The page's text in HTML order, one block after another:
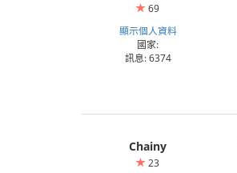
69
顯示個人資料
國家:
訊息: 6374
Chainy
23